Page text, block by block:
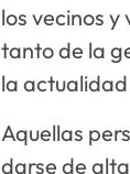
los vecinos y
tanto de la
la
Aquellas
darse de